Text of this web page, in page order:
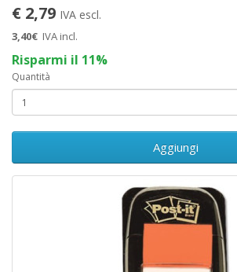
€ 2,79 IVA escl.
3,40€ IVA incl.
Risparmi il 11%
Quantità
Aggiungi